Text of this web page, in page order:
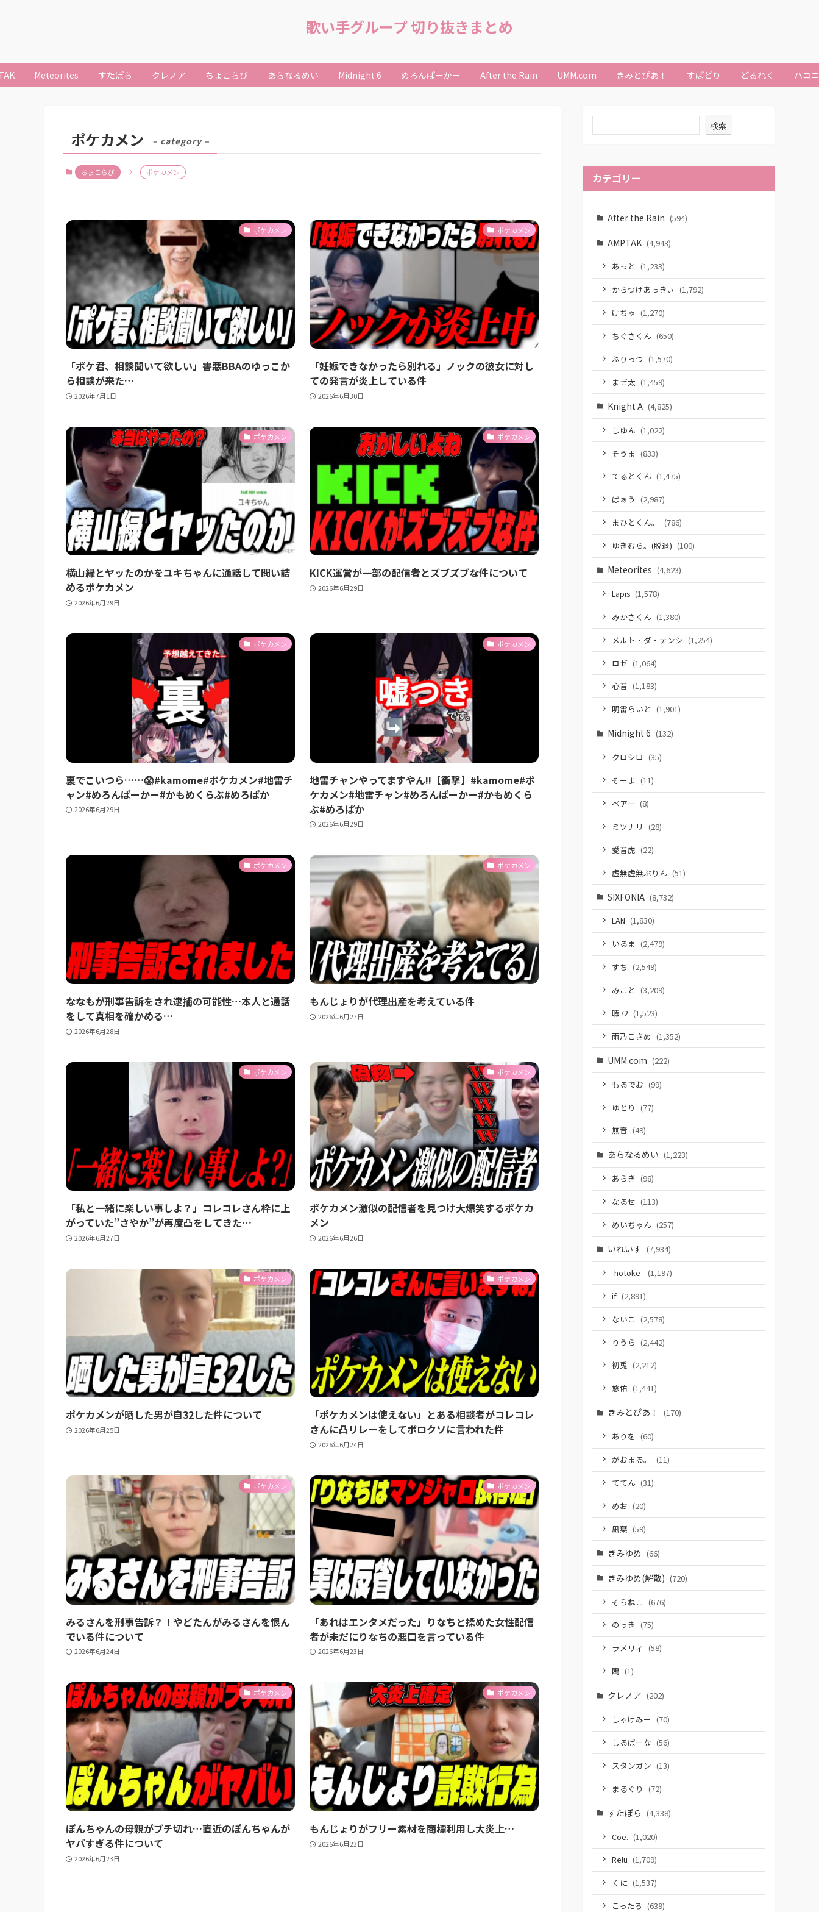
歌い手グループ 切り抜きまとめ
Meteorites すたぽら クレノア ちょこらび あらなるめい Midnight 6 めろんぱーかー After the Rain UMM.com きみとぴあ！ すぱどり どるれく ハコ
ポケカメン – category –
ちょこらび ポケカメン
ポケカメン
「ポケ君、相談聞いて欲しい」害悪BBAのゆっこか
ら相談が来た…
2026年7月1日
ポケカメン
「妊娠できなかったら別れる」ノックの彼女に対し
ての発言が炎上している件
2026年6月30日
ポケカメン
横山緑とヤッたのかをユキちゃんに通話して問い詰
めるポケカメン
2026年6月29日
ポケカメン
KICK運営が一部の配信者とズブズブな件について
2026年6月29日
ポケカメン
裏でこいつら……😱#kamome#ポケカメン#地雷チ
ャン#めろんぱーかー#かもめくらぶ#めろぱか
2026年6月29日
ポケカメン
地雷チャンやってますやん!!【衝撃】#kamome#ポ
ケカメン#地雷チャン#めろんぱーかー#かもめくら
ぶ#めろぱか
2026年6月29日
ポケカメン
ななもが刑事告訴をされ逮捕の可能性…本人と通話
をして真相を確かめる…
2026年6月28日
ポケカメン
もんじょりが代理出産を考えている件
2026年6月27日
ポケカメン
「私と一緒に楽しい事しよ？」コレコレさん枠に上
がっていた”さやか”が再度凸をしてきた…
2026年6月27日
ポケカメン
ポケカメン激似の配信者を見つけ大爆笑するポケカ
メン
2026年6月26日
ポケカメン
ポケカメンが晒した男が自32した件について
2026年6月25日
ポケカメン
「ポケカメンは使えない」とある相談者がコレコレ
さんに凸リレーをしてボロクソに言われた件
2026年6月24日
ポケカメン
みるさんを刑事告訴？！やどたんがみるさんを恨ん
でいる件について
2026年6月24日
ポケカメン
「あれはエンタメだった」りなちと揉めた女性配信
者が未だにりなちの悪口を言っている件
2026年6月23日
ポケカメン
ぽんちゃんの母親がブチ切れ…直近のぽんちゃんが
ヤバすぎる件について
2026年6月23日
ポケカメン
もんじょりがフリー素材を商標利用し大炎上…
2026年6月23日
検索
カテゴリー
After the Rain (594)
AMPTAK (4,943)
あっと (1,233)
からつけあっきぃ (1,792)
けちゃ (1,270)
ちぐさくん (650)
ぷりっつ (1,570)
まぜ太 (1,459)
Knight A (4,825)
しゆん (1,022)
そうま (833)
てるとくん (1,475)
ばぁう (2,987)
まひとくん。
(786)
ゆきむら。(脱退) (100)
Meteorites (4,623)
Lapis (1,578)
みかさくん (1,380)
メルト・ダ・テンシ (1,254)
ロゼ (1,064)
心音 (1,183)
明雷らいと (1,901)
Midnight 6 (132)
クロシロ (35)
そーま (11)
ベアー (8)
ミツナリ (28)
愛音虎 (22)
虚無虚無ぷりん (51)
SIXFONIA (8,732)
LAN (1,830)
いるま (2,479)
すち (2,549)
みこと (3,209)
暇72 (1,523)
雨乃こさめ (1,352)
UMM.com (222)
もるでお (99)
ゆとり (77)
無音 (49)
あらなるめい (1,223)
あらき (98)
なるせ (113)
めいちゃん (257)
いれいす (7,934)
-hotoke- (1,197)
if (2,891)
ないこ (2,578)
りうら (2,442)
初兎 (2,212)
悠佑 (1,441)
きみとぴあ！ (170)
ありを (60)
がおまる。
(11)
ててん (31)
めお (20)
凪葉 (59)
きみゆめ (66)
きみゆめ(解散) (720)
そらねこ (676)
のっき (75)
ラメリィ (58)
鴎 (1)
クレノア (202)
しゃけみー (70)
しるばーな (56)
スタンガン (13)
まるぐり (72)
すたぽら (4,338)
Coe. (1,020)
Relu (1,709)
くに (1,537)
こったろ (639)